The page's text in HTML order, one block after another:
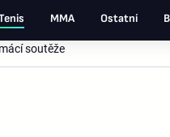
MMA Ostatní
soutěže